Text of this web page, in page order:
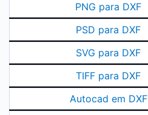
PNG para DXF
PSD para DXF
SVG para DXF
TIFF para DXF
Autocad em DXF